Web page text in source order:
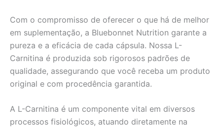
Com o compromisso de oferecer o que há de melhor
em suplementação, a Bluebonnet Nutrition garante a
pureza e a eficácia de cada cápsula. Nossa L-
Carnitina é produzida sob rigorosos padrões de
qualidade, assegurando que você receba um produto
original e com procedência garantida.
A L-Carnitina é um componente vital em diversos
processos fisiológicos, atuando diretamente na